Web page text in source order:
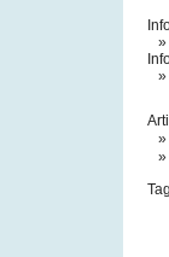
»
»
»
»